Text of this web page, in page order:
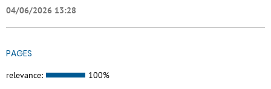
04/06/2026 13:28
PAGES
relevance: 100%